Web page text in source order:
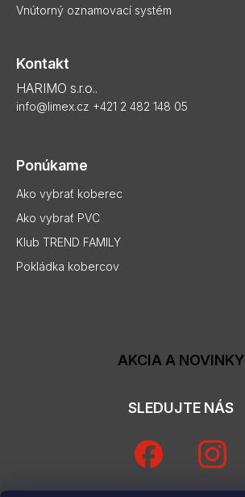
Vnútorný oznamovací systém
Kontakt
HARIMO s.r.o..
info@limex.cz +421 2 482 148 05
Ponúkame
Ako vybrať koberec
Ako vybrať PVC
Klub TREND FAMILY
Pokládka kobercov
AKCIA A NOVINKY
SLEDUJTE NÁS